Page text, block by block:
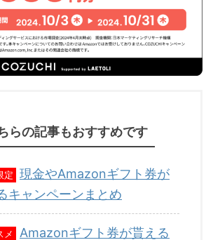
らの記事もおすすめです
定
現金やAmazonギフト券が
キャンペーンまとめ
メ Amazonギフト券が貰える